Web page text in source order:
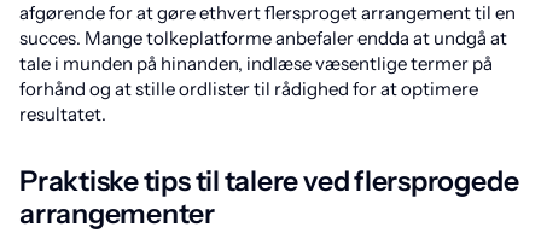
afgørende for at gøre ethvert flersproget arrangement til en
succes. Mange tolkeplatforme anbefaler endda at undgå at
tale i munden på hinanden, indlæse væsentlige termer på
forhånd og at stille ordlister til rådighed for at optimere
resultatet.
Praktiske tips til talere ved flersprogede
arrangementer